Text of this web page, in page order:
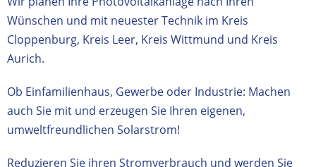
Wünschen und mit neuester Technik im Kreis
Cloppenburg, Kreis Leer, Kreis Wittmund und Kreis
Aurich.
Ob Einfamilienhaus, Gewerbe oder Industrie: Machen
auch Sie mit und erzeugen Sie Ihren eigenen,
umweltfreundlichen Solarstrom!
Reduzieren Sie ihren Stromverbrauch und werden Sie